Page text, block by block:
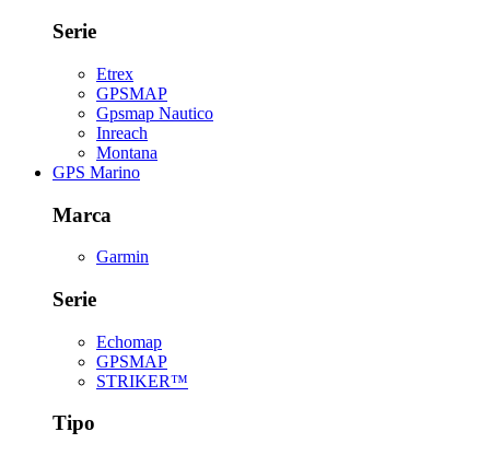
Serie
Etrex
GPSMAP
Gpsmap Nautico
Inreach
Montana
GPS Marino
Marca
Garmin
Serie
Echomap
GPSMAP
STRIKER™
Tipo